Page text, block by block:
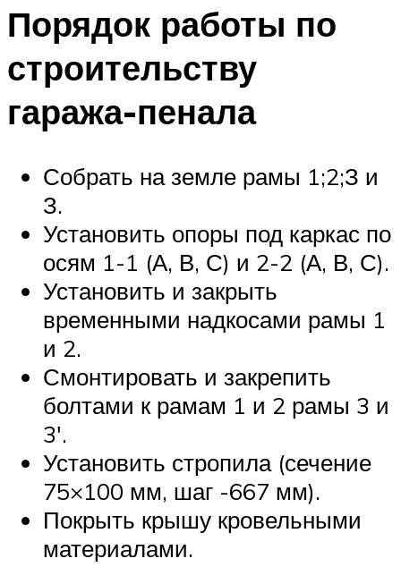
Порядок работы по
строительству
гаража-пенала
Собрать на земле рамы 1;2;З и
З.
Установить опоры под каркас по
осям 1-1 (А, В, С) и 2-2 (А, В, С).
Установить и закрыть
временными надкосами рамы 1
и 2.
Смонтировать и закрепить
болтами к рамам 1 и 2 рамы 3 и
3′.
Установить стропила (сечение
75×100 мм, шаг -667 мм).
Покрыть крышу кровельными
материалами.